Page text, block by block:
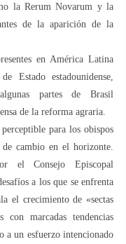
la Rerum Novarum y la
de la aparición de la
en América Latina
Estado estadounidense,
partes de Brasil
de la reforma agraria.
para los obispos
cambio en el horizonte.
el Consejo Episcopal
a los que se enfrenta
el crecimiento de «sectas
con marcadas tendencias
a un esfuerzo intencionado